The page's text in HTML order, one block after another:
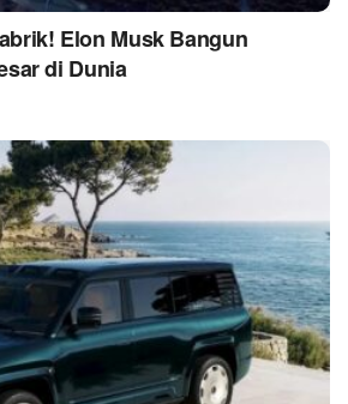
Elon Musk Bangun
di Dunia